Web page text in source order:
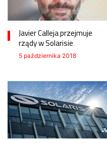
Javier Calleja przejmuje
rządy w Solarisie
5 października 2018